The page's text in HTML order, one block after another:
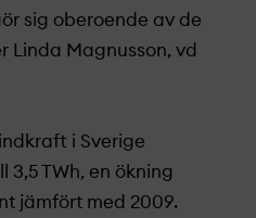
sig oberoende av de
Linda Magnusson, vd
i Sverige
3,5 TWh, en ökning
jämfört med 2009.